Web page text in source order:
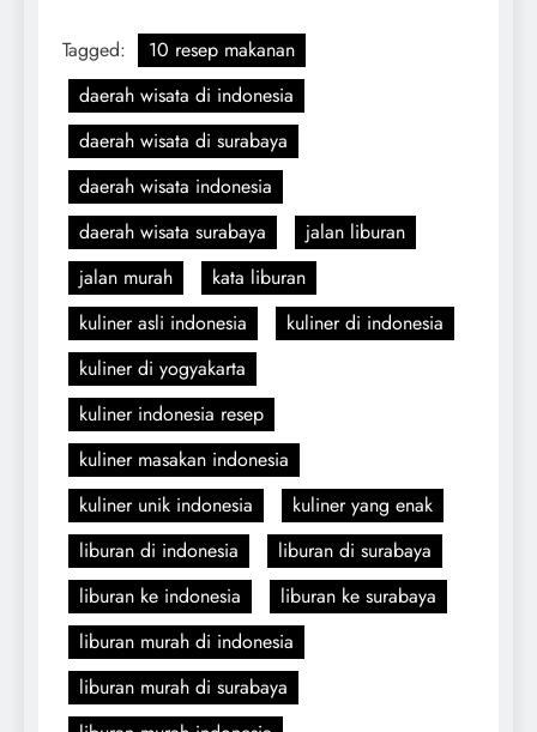
Tagged:
10 resep makanan
daerah wisata di indonesia
daerah wisata di surabaya
daerah wisata indonesia
daerah wisata surabaya
jalan liburan
jalan murah
kata liburan
kuliner asli indonesia
kuliner di indonesia
kuliner di yogyakarta
kuliner indonesia resep
kuliner masakan indonesia
kuliner unik indonesia
kuliner yang enak
liburan di indonesia
liburan di surabaya
liburan ke indonesia
liburan ke surabaya
liburan murah di indonesia
liburan murah di surabaya